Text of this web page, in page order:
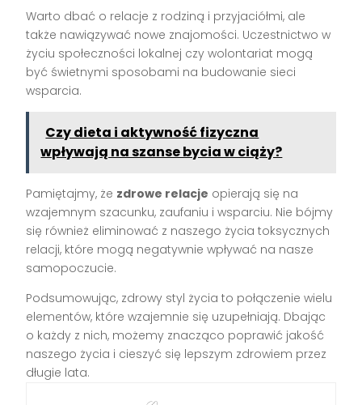
Warto dbać o relacje z rodziną i przyjaciółmi, ale
także nawiązywać nowe znajomości. Uczestnictwo w
życiu społeczności lokalnej czy wolontariat mogą
być świetnymi sposobami na budowanie sieci
wsparcia.
Czy dieta i aktywność fizyczna
wpływają na szanse bycia w ciąży?
Pamiętajmy, że zdrowe relacje opierają się na
wzajemnym szacunku, zaufaniu i wsparciu. Nie bójmy
się również eliminować z naszego życia toksycznych
relacji, które mogą negatywnie wpływać na nasze
samopoczucie.
Podsumowując, zdrowy styl życia to połączenie wielu
elementów, które wzajemnie się uzupełniają. Dbając
o każdy z nich, możemy znacząco poprawić jakość
naszego życia i cieszyć się lepszym zdrowiem przez
długie lata.